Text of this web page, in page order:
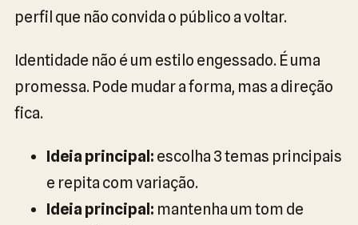
perfil que não convida o público a voltar.
Identidade não é um estilo engessado. É uma
promessa. Pode mudar a forma, mas a direção
fica.
Ideia principal: escolha 3 temas principais
e repita com variação.
Ideia principal: mantenha um tom de